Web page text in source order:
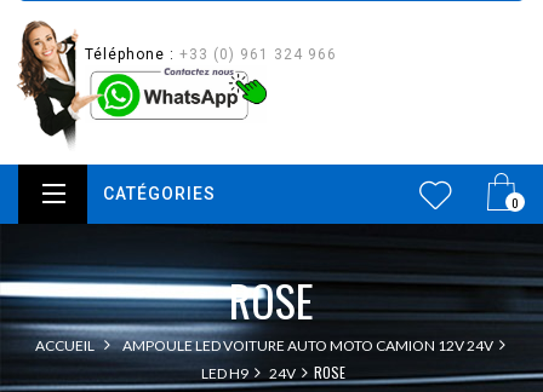
Téléphone : +33 (0) 961 324 966
0
CATÉGORIES
ROSE
ACCUEIL
AMPOULE LED VOITURE AUTO MOTO CAMION 12V 24V
LED H9
24V ROSE